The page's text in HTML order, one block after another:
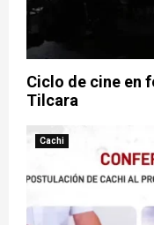
Ciclo de cine en
Tilcara
Cachi